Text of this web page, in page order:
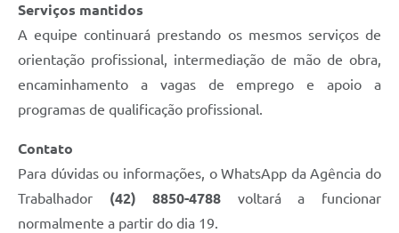
Serviços mantidos
A equipe continuará prestando os mesmos serviços de
orientação profissional, intermediação de mão de obra,
encaminhamento a vagas de emprego e apoio a
programas de qualificação profissional.
Contato
Para dúvidas ou informações, o WhatsApp da Agência do
Trabalhador (42) 8850-4788 voltará a funcionar
normalmente a partir do dia 19.